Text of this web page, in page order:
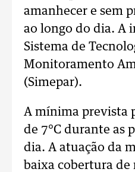
amanhecer e sem
ao longo do dia. A
Sistema de
Monitoramento
(Simepar).
A mínima prevista
de 7°C durante as
dia. A atuação da
baixa cobertura de